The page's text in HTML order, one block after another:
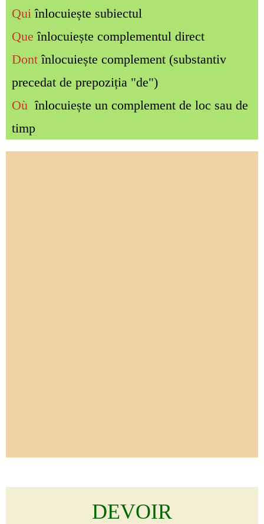
Quiînlocuiește subiectul
Queînlocuiește complementul direct
Dontînlocuiește complement (substantiv
precedat de prepoziția "de")
Oùînlocuiește un complement de loc sau de
timp
DEVOIR